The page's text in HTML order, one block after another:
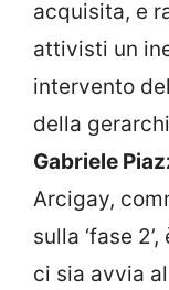
acquisita, e
attivisti un
intervento
della
Gabriele
Arcigay,
sulla ‘fase
ci sia avvia